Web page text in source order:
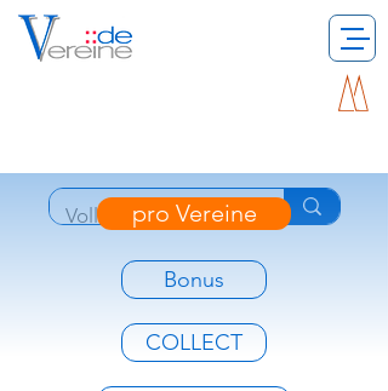
pro Vereine
Bonus
COLLECT